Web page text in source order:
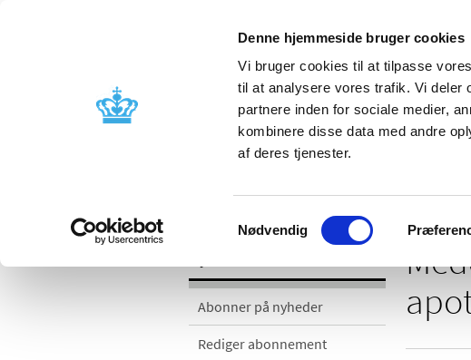
Denne hjemmeside bruger cookies
Vi bruger cookies til at tilpasse
til at analysere vores trafik. Vi deler
partnere inden for sociale medier,
kombinere disse data med andre
af deres tjenester.
Samtykkevalg
Nødvendig
Godkendelse og
Bivirkninger og
produktinformation
Abonner på nyheder
Rediger abonnement